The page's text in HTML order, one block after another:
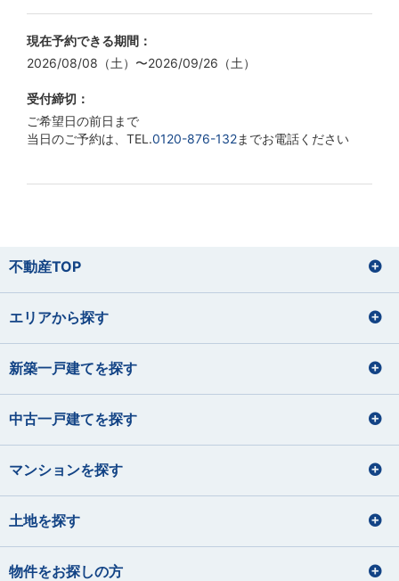
現在予約できる期間：
2026/08/08（土）〜2026/09/26（土）
受付締切：
ご希望日の前日まで
当日のご予約は、TEL.0120-876-132までお電話ください
不動産TOP
エリアから探す
新築一戸建てを探す
中古一戸建てを探す
マンションを探す
土地を探す
物件をお探しの方